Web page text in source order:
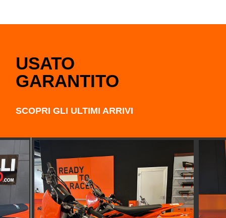
USATO
GARANTITO
SCOPRI GLI ULTIMI ARRIVI